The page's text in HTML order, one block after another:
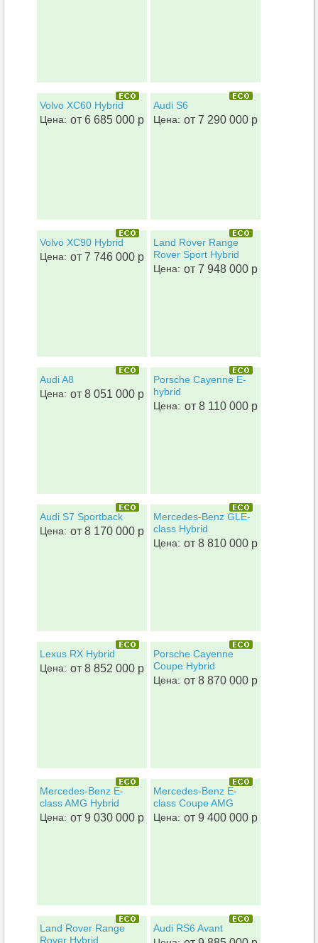
Volvo XC60 Hybrid
от 6 685 000 р
Цена:
Audi S6
от 7 290 000 р
Цена:
Volvo XC90 Hybrid
от 7 746 000 р
Цена:
Land Rover Range
Rover Sport Hybrid
от 7 948 000 р
Цена:
Audi A8
от 8 051 000 р
Цена:
Porsche Cayenne E-
hybrid
от 8 110 000 р
Цена:
Audi S7 Sportback
от 8 170 000 р
Цена:
Mercedes-Benz GLE-
class Hybrid
от 8 810 000 р
Цена:
Lexus RX Hybrid
от 8 852 000 р
Цена:
Porsche Cayenne
Coupe Hybrid
от 8 870 000 р
Цена:
Mercedes-Benz E-
class AMG Hybrid
от 9 030 000 р
Цена:
Mercedes-Benz E-
class Coupe AMG
от 9 400 000 р
Цена:
Land Rover Range
Rover Hybrid
Audi RS6 Avant